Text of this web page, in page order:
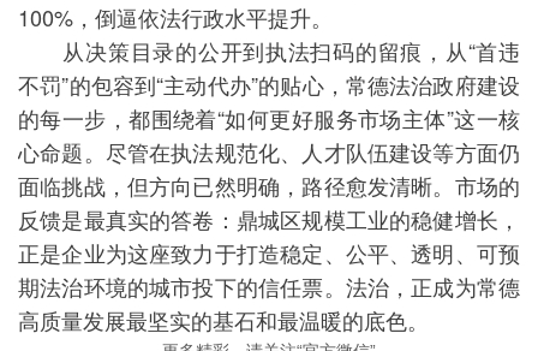
100%，倒逼依法行政水平提升。
从决策目录的公开到执法扫码的留痕，从“首违
不罚”的包容到“主动代办”的贴心，常德法治政府建设
的每一步，都围绕着“如何更好服务市场主体”这一核
心命题。尽管在执法规范化、人才队伍建设等方面仍
面临挑战，但方向已然明确，路径愈发清晰。市场的
反馈是最真实的答卷：鼎城区规模工业的稳健增长，
正是企业为这座致力于打造稳定、公平、透明、可预
期法治环境的城市投下的信任票。法治，正成为常德
高质量发展最坚实的基石和最温暖的底色。